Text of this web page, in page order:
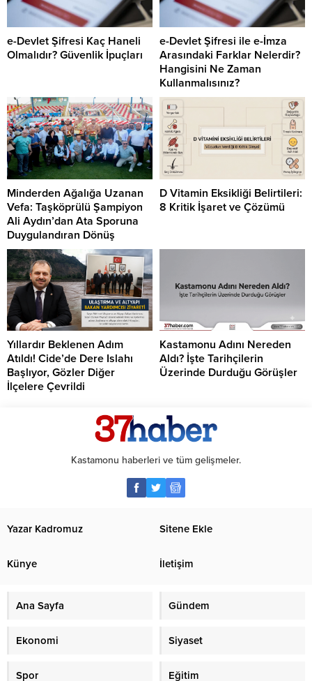
e-Devlet Şifresi Kaç Haneli
Olmalıdır? Güvenlik İpuçları
e-Devlet Şifresi ile e-İmza
Arasındaki Farklar Nelerdir?
Hangisini Ne Zaman
Kullanmalısınız?
Minderden Ağalığa Uzanan
Vefa: Taşköprülü Şampiyon
Ali Aydın’dan Ata Sporuna
Duygulandıran Dönüş
D Vitamin Eksikliği Belirtileri:
8 Kritik İşaret ve Çözümü
Yıllardır Beklenen Adım
Atıldı! Cide’de Dere Islahı
Başlıyor, Gözler Diğer
İlçelere Çevrildi
Kastamonu Adını Nereden
Aldı? İşte Tarihçilerin
Üzerinde Durduğu Görüşler
Kastamonu haberleri ve tüm gelişmeler.
Yazar Kadromuz Sitene Ekle
Künye İletişim
Ana Sayfa Gündem
Ekonomi Siyaset
Spor Eğitim